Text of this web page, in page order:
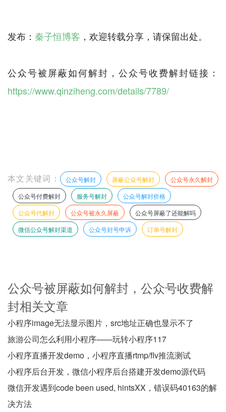
发布： 秦子恒博客 ，欢迎转载分享，请保留出处。
公众号被屏蔽如何解封，公众号收费解封链接：
https://www.qinziheng.com/details/7789/
本文关键词： 公众号解封 屏蔽公众号解封
公众号永久解封
公众号付费解封
服务号解封
公众号解封价格
公众号代解封
公众号被永久屏蔽
公众号屏蔽了还能解吗
微信公众号解封渠道
公众号封号申诉 订单号解封
公众号被屏蔽如何解封，公众号收费解
封相关文章
小程序image无法显示图片，src地址正确也显示不了
旅游公司怎么利用小程序——玩转小程序117
小程序直播开发demo，小程序直播rtmp/flv推流测试
小程序后台开发，微信小程序后台搭建开发demo源代码
微信开发遇到code been used, hintsXX，错误码40163的解
决方法